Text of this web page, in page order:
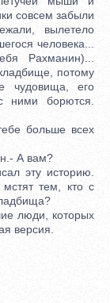
совсем забыли
вылетело
человека...
Рахманин)...
потому
чудовища, его
ними борются.
больше всех
А вам?
эту историю.
тем, кто с
люди, которых
версия.